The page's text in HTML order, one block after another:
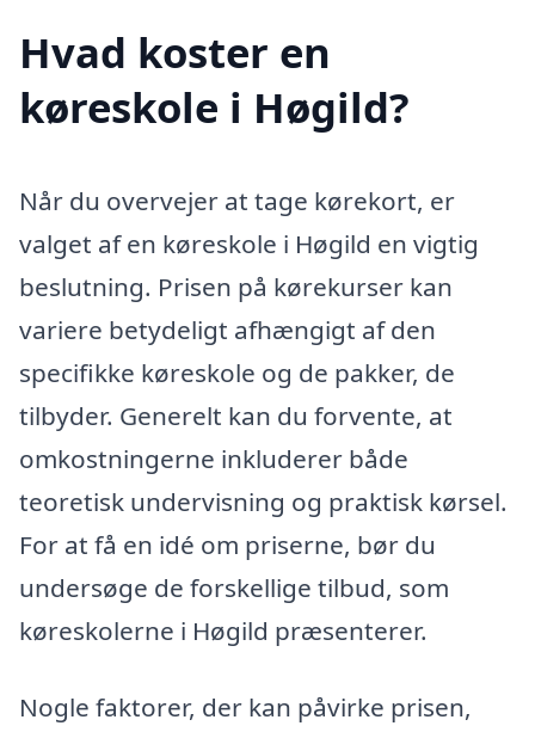
Hvad koster en
køreskole i Høgild?
Når du overvejer at tage kørekort, er
valget af en køreskole i Høgild en vigtig
beslutning. Prisen på kørekurser kan
variere betydeligt afhængigt af den
specifikke køreskole og de pakker, de
tilbyder. Generelt kan du forvente, at
omkostningerne inkluderer både
teoretisk undervisning og praktisk kørsel.
For at få en idé om priserne, bør du
undersøge de forskellige tilbud, som
køreskolerne i Høgild præsenterer.
Nogle faktorer, der kan påvirke prisen,